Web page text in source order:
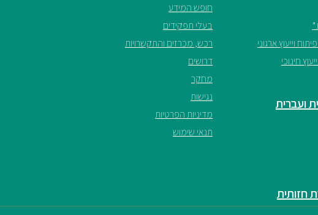
וייעוץ ארגוני
חינוכי
ועברית
חזותית
חופש המידע
בעלי תפקידים
רכש, מכרזים והתקשרויות
דרושים
מחקר
נגישות
מדיניות הפרטיות
תנאי שימוש